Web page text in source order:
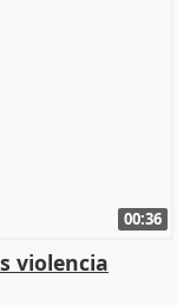
00:36
violencia